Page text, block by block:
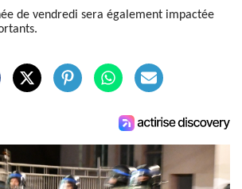
de vendredi sera également impactée